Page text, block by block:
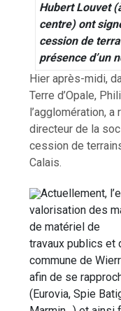
Hubert Louvet
centre) ont
cession de
présence d’un
Hier après-midi,
Terre d’Opale,
l’agglomération,
directeur de la
cession de
Calais.
Actuellement,
valorisation des
de matériel de
travaux publics et
commune de
afin de se
(Eurovia, Spie